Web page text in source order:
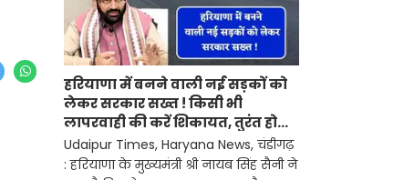
हरियाणा में बनने वाली नई सड़कों को
लेकर सरकार सख्त ! किसी भी
लापरवाही की करें शिकायत, तुरंत होगी
कार्रवाई
Udaipur Times, Haryana News, चंडीगढ़
: हरियाणा के मुख्यमंत्री श्री नायब सिंह सैनी ने